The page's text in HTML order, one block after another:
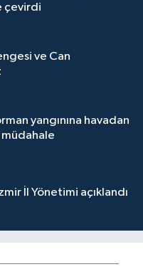
çevirdi
ve Can
yangınına havadan
İl Yönetimi açıklandı